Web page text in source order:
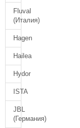
Fluval
(Италия)
Hagen
Hailea
Hydor
ISTA
JBL
(Германия)